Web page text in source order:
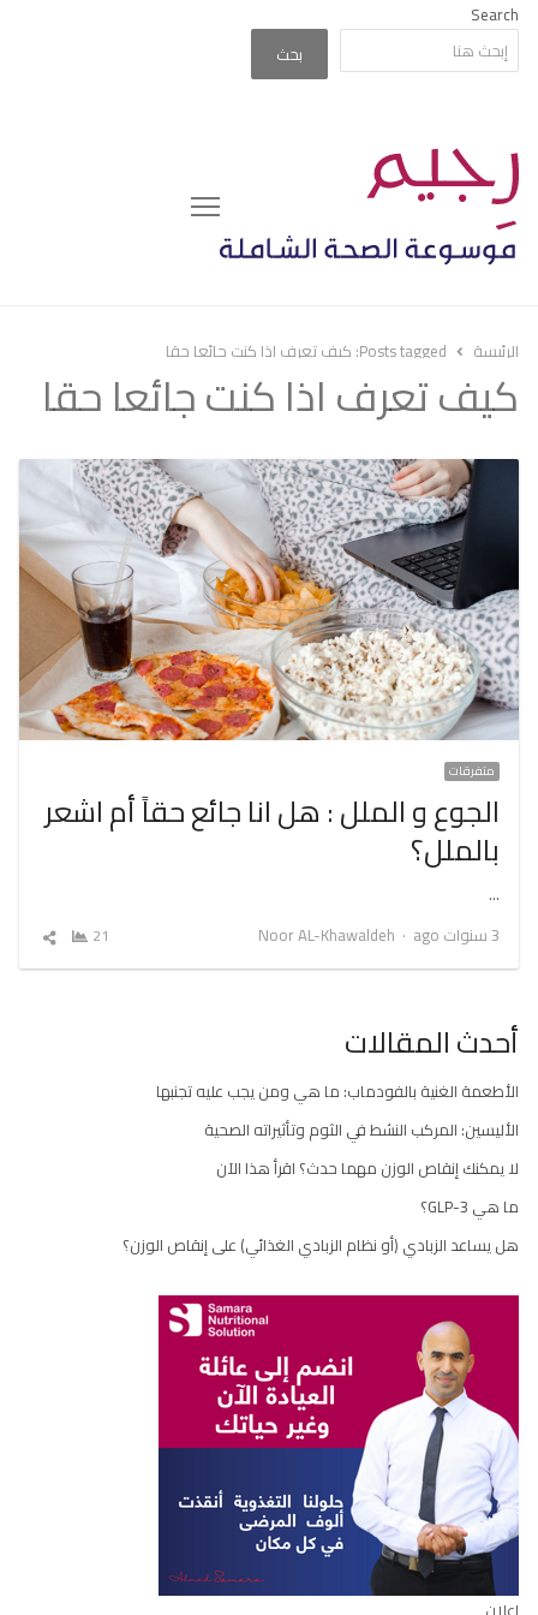
Search
بحث
Menu
الرئيسة Posts tagged: كيف تعرف اذا كنت جائعا حقا
كيف تعرف اذا كنت جائعا حقا
متفرقات
الجوع و الملل : هل انا جائع حقاً أم اشعر
بالملل؟
…
3 سنوات ago
Author
Noor AL-Khawaldeh
21
شارك
أحدث المقالات
الأطعمة الغنية بالفودماب: ما هي ومن يجب عليه تجنبها
الأليسين: المركب النشط في الثوم وتأثيراته الصحية
لا يمكنك إنقاص الوزن مهما حدث؟ اقرأ هذا الآن
ما هي GLP-3؟
هل يساعد الزبادي (أو نظام الزبادي الغذائي) على إنقاص الوزن؟